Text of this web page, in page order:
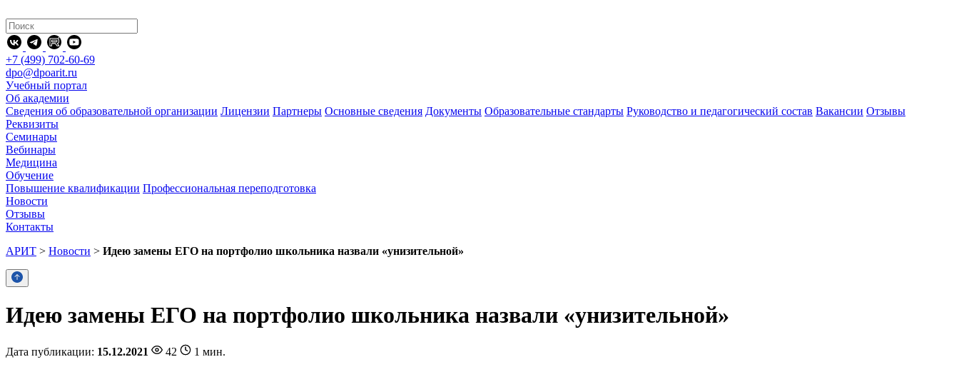
+7 (499) 702-60-69
dpo@dpoarit.ru
Учебный портал
Об академии
Сведения об образовательной организации Лицензии Партнеры Основные сведения Документы Образовательные стандарты Руководство и педагогический состав Вакансии Отзывы
Реквизиты
Семинары
Вебинары
Медицина
Обучение
Повышение квалификации Профессиональная переподготовка
Новости
Отзывы
Контакты
АРИТ > Новости > Идею замены ЕГО на портфолио школьника назвали «унизительной»
Идею замены ЕГО на портфолио школьника назвали «унизительной»
Дата публикации: 15.12.2021 42 1 мин.